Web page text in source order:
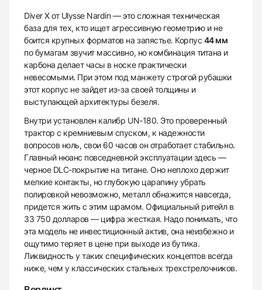
Diver X от Ulysse Nardin — это сложная техническая
база для тех, кто ищет агрессивную геометрию и не
боится крупных форматов на запястье. Корпус 44 мм
по бумагам звучит массивно, но комбинация титана и
карбона делает часы в носке практически
невесомыми. При этом под манжету строгой рубашки
этот корпус не зайдет из-за своей толщины и
выступающей архитектуры безеля.
Внутри установлен калибр UN-180. Это проверенный
трактор с кремниевым спуском, к надежности
вопросов ноль, свои 60 часов он отработает стабильно.
Главный нюанс повседневной эксплуатации здесь —
черное DLC-покрытие на титане. Оно неплохо держит
мелкие контакты, но глубокую царапину убрать
полировкой невозможно, металл обнажится навсегда,
придется жить с этим шрамом. Официальный ритейл в
33 750 долларов — цифра жесткая. Надо понимать, что
эта модель не инвестиционный актив, она неизбежно и
ощутимо теряет в цене при выходе из бутика.
Ликвидность у таких специфических концептов всегда
ниже, чем у классических стальных трехстрелочников.